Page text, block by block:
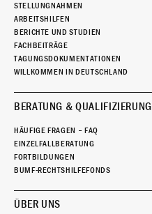
STELLUNGNAHMEN
ARBEITSHILFEN
BERICHTE UND STUDIEN
FACHBEITRÄGE
TAGUNGSDOKUMENTATIONEN
WILLKOMMEN IN DEUTSCHLAND
BERATUNG & QUALIFIZIERUNG
HÄUFIGE FRAGEN – FAQ
EINZELFALLBERATUNG
FORTBILDUNGEN
BUMF-RECHTSHILFEFONDS
ÜBER UNS